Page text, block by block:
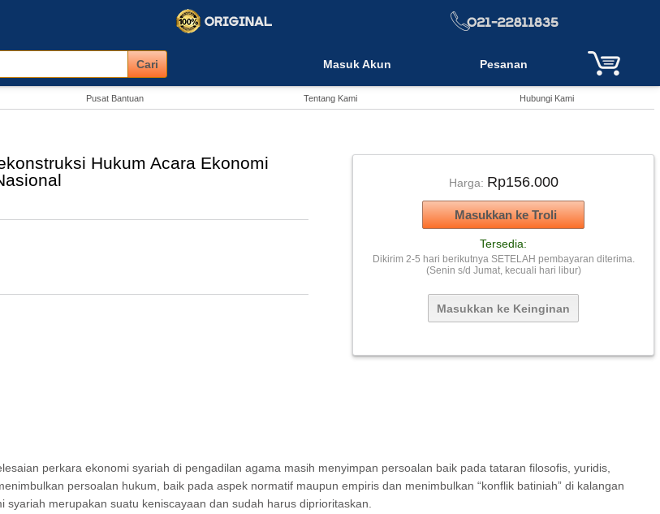
Masuk Akun Pesanan
Pusat Bantuan Tentang Kami Hubungi Kami
Hukum Acara Ekonomi
Harga: Rp156.000
Tersedia:
Dikirim 2-5 hari berikutnya SETELAH pembayaran diterima.
(Senin s/d Jumat, kecuali hari libur)
perkara ekonomi syariah di pengadilan agama masih menyimpan persoalan baik pada tataran filosofis, yuridis,
persoalan hukum, baik pada aspek normatif maupun empiris dan menimbulkan “konflik batiniah” di kalangan
merupakan suatu keniscayaan dan sudah harus diprioritaskan.